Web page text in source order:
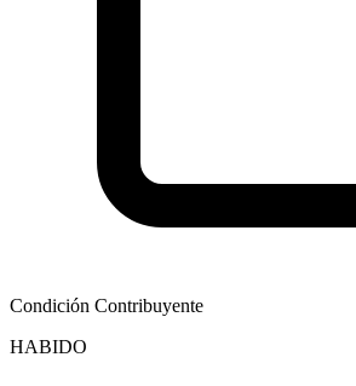
Condición Contribuyente
HABIDO